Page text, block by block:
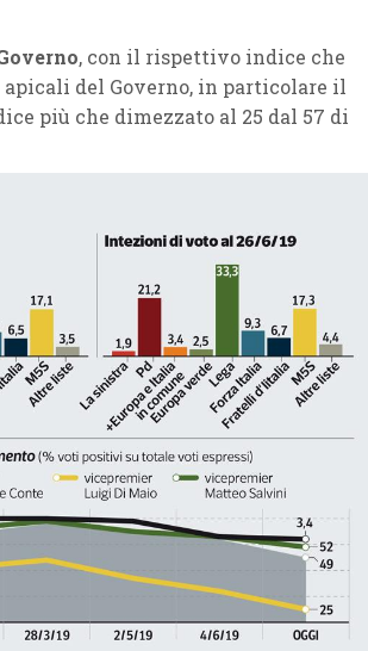
, con il rispettivo indice che
del Governo, in particolare il
più che dimezzato al 25 dal 57 di